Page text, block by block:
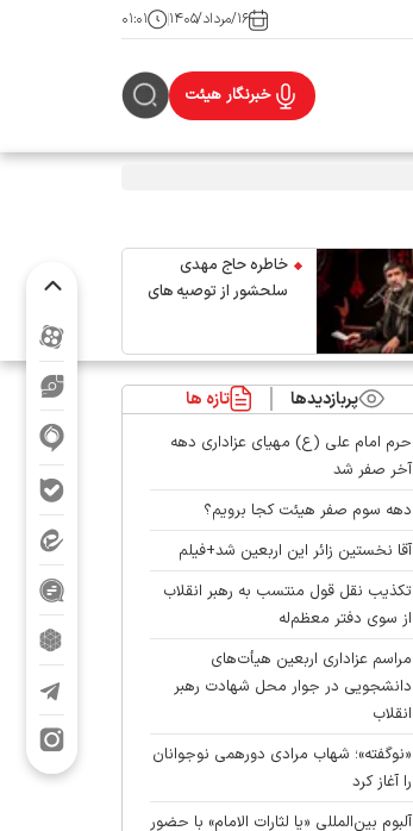
۱۶/مرداد/۱۴۰۵ ۰۱:۰۱
خبرنگار هیئت
خاطره حاج مهدی
سلحشور از توصیه های
پربازدیدها تازه ها
حرم امام علی (ع) مهیای عزاداری دهه
آخر صفر شد
دهه سوم صفر هیئت کجا برویم؟
آقا نخستین زائر این اربعین شد+فیلم
تکذیب نقل قول منتسب به رهبر انقلاب
از سوی دفتر معظم‌له
مراسم عزاداری اربعین هیأت‌های
دانشجویی در جوار محل شهادت رهبر
انقلاب
«نوگفته»؛ شهاب مرادی دورهمی نوجوانان
را آغاز کرد
آلبوم بین‌المللی «یا لثارات الامام» با حضور